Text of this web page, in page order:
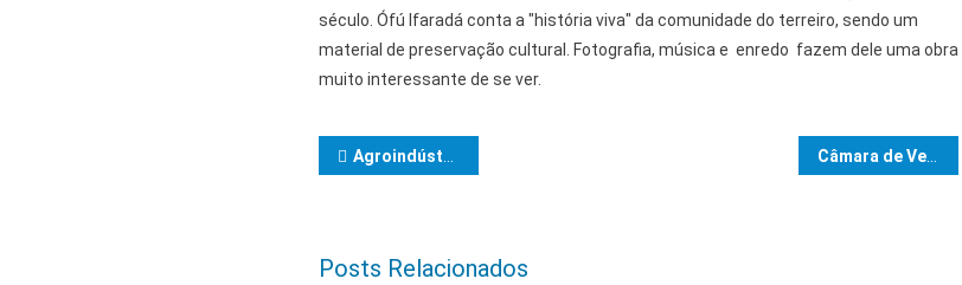
século. Ófú Ifaradá conta a "história viva" da comunidade do terreiro, sendo um
material de preservação cultural. Fotografia, música e enredo fazem dele uma obra
muito interessante de se ver.
Navegação de Post
Agroindústria de leite fortalece cadeia produtiva e gera oportunidades em Tapiramutá Câmara de Vereadores de Ibicaraí realiza 7ª Sessão Ordinária
Posts Relacionados